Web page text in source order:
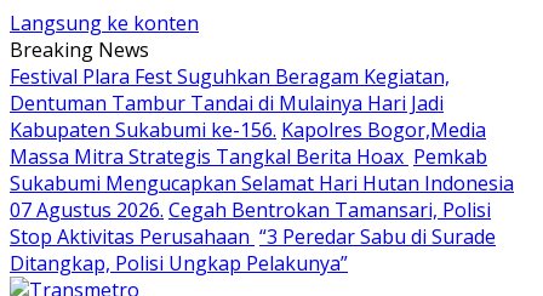
Langsung ke konten
Breaking News
Festival Plara Fest Suguhkan Beragam Kegiatan,
Dentuman Tambur Tandai di Mulainya Hari Jadi
Kabupaten Sukabumi ke-156. Kapolres Bogor,Media
Massa Mitra Strategis Tangkal Berita Hoax Pemkab
Sukabumi Mengucapkan Selamat Hari Hutan Indonesia
07 Agustus 2026. Cegah Bentrokan Tamansari, Polisi
Stop Aktivitas Perusahaan “3 Peredar Sabu di Surade
Ditangkap, Polisi Ungkap Pelakunya”